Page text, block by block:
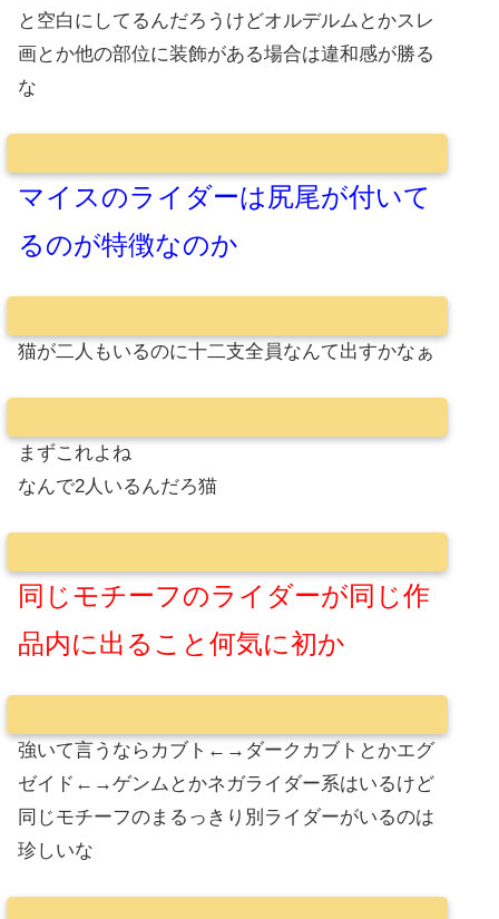
と空白にしてるんだろうけどオルデルムとかスレ
画とか他の部位に装飾がある場合は違和感が勝る
な
マイスのライダーは尻尾が付いて
るのが特徴なのか
猫が二人もいるのに十二支全員なんて出すかなぁ
まずこれよね
なんで2人いるんだろ猫
同じモチーフのライダーが同じ作
品内に出ること何気に初か
強いて言うならカブト←→ダークカブトとかエグ
ゼイド←→ゲンムとかネガライダー系はいるけど
同じモチーフのまるっきり別ライダーがいるのは
珍しいな